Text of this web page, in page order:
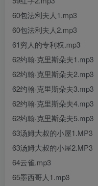
60包法利夫人1.mp3
60包法利夫人2.mp3
61穷人的专利权.mp3
62约翰·克里斯朵夫1.mp3
62约翰·克里斯朵夫2.mp3
62约翰·克里斯朵夫3.mp3
62约翰·克里斯朵夫4.mp3
62约翰·克里斯朵夫5.mp3
63汤姆大叔的小屋1.MP3
63汤姆大叔的小屋2.MP3
64云雀.mp3
65墨西哥人1.mp3